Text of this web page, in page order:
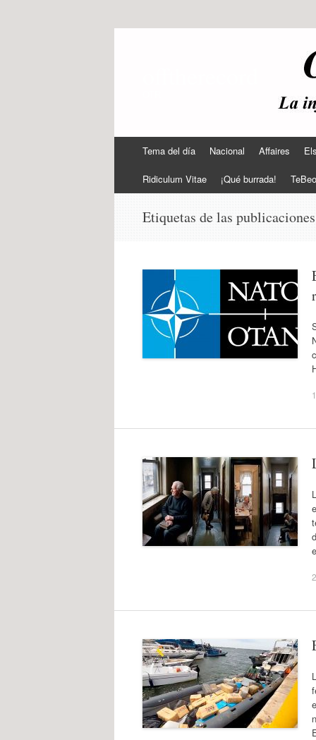
contenido
Tema del día Nacional Affaires
Ridiculum Vitae ¡Qué burrada! TeBeo
Etiquetas de las